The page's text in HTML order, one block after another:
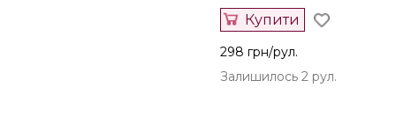
Купити
298 грн/рул.
Залишилось 2 рул.